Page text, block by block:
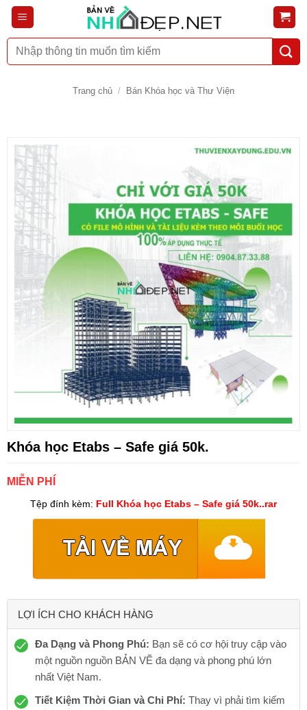
Bỏ
qua
nộiTìm
kiếm:
Trang chủ / Bán Khóa học và Thư Viện
Khóa học Etabs – Safe giá 50k.
MIỄN PHÍ
Tệp đính kèm: Full Khóa học Etabs – Safe giá 50k..rar
LỢI ÍCH CHO KHÁCH HÀNG
Đa Dạng và Phong Phú: Bạn sẽ có cơ hội truy cập vào
một nguồn nguồn BẢN VẼ đa dạng và phong phú lớn
nhất Việt Nam.
Tiết Kiệm Thời Gian và Chi Phí: Thay vì phải tìm kiếm